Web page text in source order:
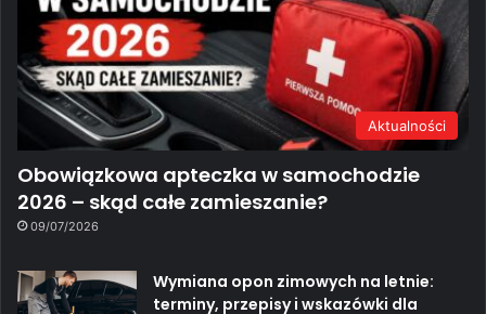
Aktualności
Obowiązkowa apteczka w samochodzie
2026 – skąd całe zamieszanie?
09/07/2026
Wymiana opon zimowych na letnie:
terminy, przepisy i wskazówki dla